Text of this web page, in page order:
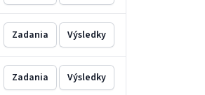
Zadania Výsledky
Zadania Výsledky